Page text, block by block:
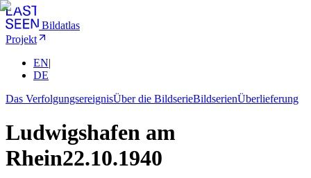
Bildatlas
Projekt
EN|
DE
Das VerfolgungsereignisÜber die BildserieBildserienÜberlieferung
Ludwigshafen am
Rhein22.10.1940